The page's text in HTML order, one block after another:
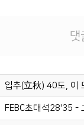
댓
입추(立秋) 40도, 이
FEBC초대석28'35 -